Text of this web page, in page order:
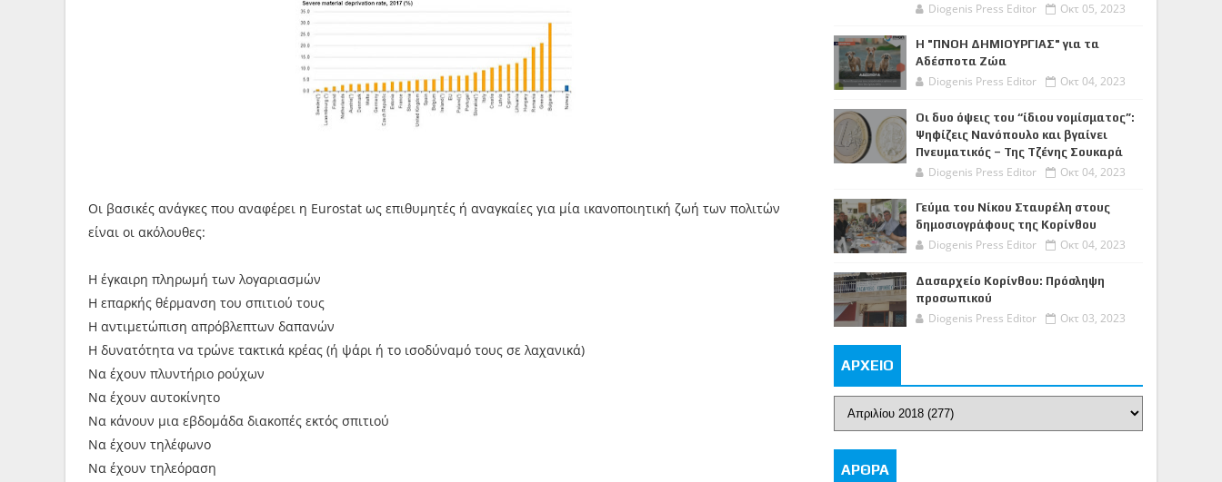
Οι βασικές ανάγκες που αναφέρει η Eurostat ως επιθυμητές ή αναγκαίες για μία ικανοποιητική ζωή των πολιτών
είναι οι ακόλουθες:
Η έγκαιρη πληρωμή των λογαριασμών
Η επαρκής θέρμανση του σπιτιού τους
Η αντιμετώπιση απρόβλεπτων δαπανών
Η δυνατότητα να τρώνε τακτικά κρέας (ή ψάρι ή το ισοδύναμό τους σε λαχανικά)
Να έχουν πλυντήριο ρούχων
Να έχουν αυτοκίνητο
Να κάνουν μια εβδομάδα διακοπές εκτός σπιτιού
Να έχουν τηλέφωνο
Να έχουν τηλεόραση
Diogenis Press Editor Οκτ 05, 2023
Η "ΠΝΟΗ ΔΗΜΙΟΥΡΓΙΑΣ" για τα
Αδέσποτα Ζώα
Diogenis Press Editor Οκτ 04, 2023
Οι δυο όψεις του “ίδιου νομίσματος”:
Ψηφίζεις Νανόπουλο και βγαίνει
Πνευματικός – Της Τζένης Σουκαρά
Diogenis Press Editor Οκτ 04, 2023
Γεύμα του Νίκου Σταυρέλη στους
δημοσιογράφους της Κορίνθου
Diogenis Press Editor Οκτ 04, 2023
Δασαρχείο Κορίνθου: Πρόσληψη
προσωπικού
Diogenis Press Editor Οκτ 03, 2023
ΑΡΧΕΙΟ
ΑΡΘΡΑ